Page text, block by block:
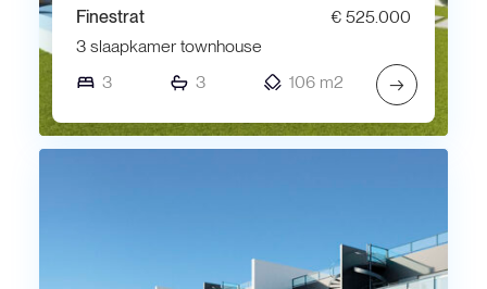
Finestrat
€ 525.000
3 slaapkamer townhouse
3
3 106 m2 →